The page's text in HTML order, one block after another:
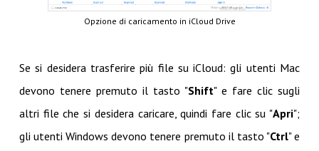
Opzione di caricamento in iCloud Drive
Se si desidera trasferire più file su iCloud: gli utenti Mac
devono tenere premuto il tasto "Shift" e fare clic sugli
altri file che si desidera caricare, quindi fare clic su "Apri";
gli utenti Windows devono tenere premuto il tasto "Ctrl" e